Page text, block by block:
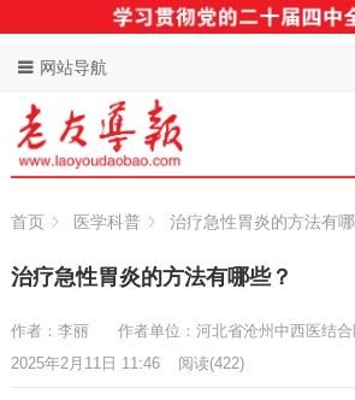
网站导航
首页 医学科普 治疗急性胃炎的方法有哪
治疗急性胃炎的方法有哪些？
作者：李丽
作者单位：河北省沧州中西医结
2025年2月11日 11:46
阅读(422)